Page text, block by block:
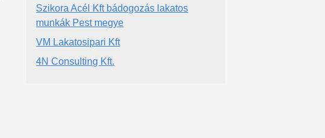
Szikora Acél Kft bádogozás lakatos
munkák Pest megye
VM Lakatosipari Kft
4N Consulting Kft.